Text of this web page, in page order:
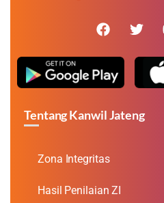
Tentang Kanwil Jateng
Zona Integritas
Hasil Penilaian ZI